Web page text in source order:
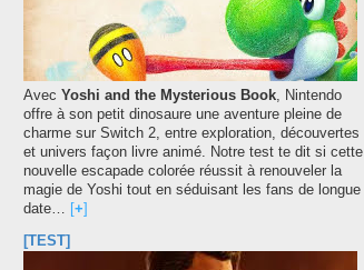
Avec Yoshi and the Mysterious Book, Nintendo
offre à son petit dinosaure une aventure pleine de
charme sur Switch 2, entre exploration, découvertes
et univers façon livre animé. Notre test te dit si cette
nouvelle escapade colorée réussit à renouveler la
magie de Yoshi tout en séduisant les fans de longue
date… [+]
[TEST]